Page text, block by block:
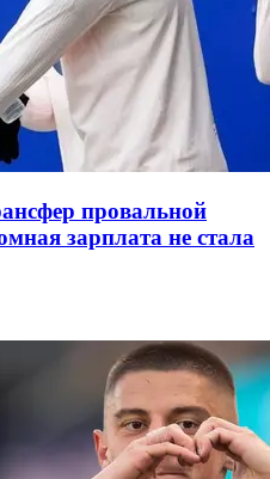
провальной
зарплата не стала